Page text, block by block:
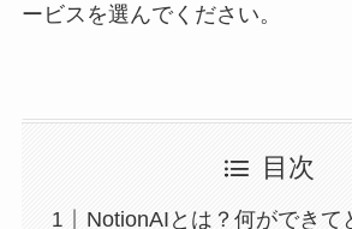
ービスを選んでください。
目次
NotionAIとは？何ができて